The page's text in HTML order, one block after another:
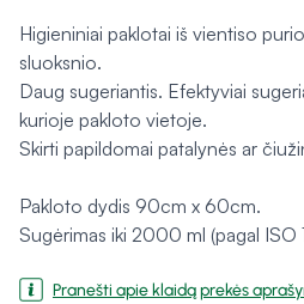
Higieniniai paklotai iš vientiso
sluoksnio.
Daug sugeriantis. Efektyviai
kurioje pakloto vietoje.
Skirti papildomai patalynės ar
Pakloto dydis 90cm x 60cm.
Sugėrimas iki 2000 ml (pagal ISO
Pranešti apie klaidą prekės